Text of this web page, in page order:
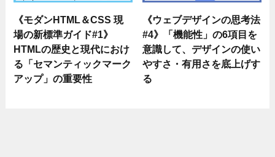
《モダンHTML＆CSS 現
場の新標準ガイド#1》
HTMLの歴史と現代におけ
る「セマンティックマーク
アップ」の重要性
《ウェブデザインの思考法
#4》「機能性」の6項目を
意識して、デザインの使い
やすさ・有用さを底上げす
る